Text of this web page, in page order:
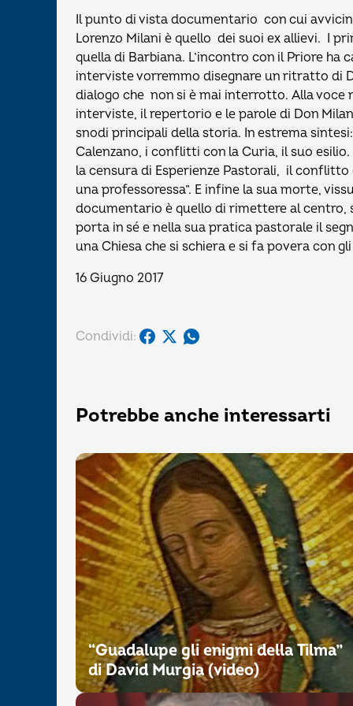
Il punto di vista documentario con cui
Lorenzo Milani è quello dei suoi ex allievi. I
quella di Barbiana. L’incontro con il Priore
interviste vorremmo disegnare un ritratto di
dialogo che non si è mai interrotto. Alla
interviste, il repertorio e le parole di Don
snodi principali della storia. In estrema
Calenzano, i conflitti con la Curia, il suo
la censura di Esperienze Pastorali, il
una professoressa”. E infine la sua morte,
documentario è quello di rimettere al centro,
porta in sé e nella sua pratica pastorale il
una Chiesa che si schiera e si fa povera con
16 Giugno 2017
Condividi:
Potrebbe anche interessarti
“Guadalupe gli enigmi della Tilma”
di David Murgia (video)